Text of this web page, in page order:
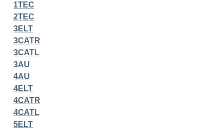
1TEC
2TEC
3ELT
3CATR
3CATL
3AU
4AU
4ELT
4CATR
4CATL
5ELT